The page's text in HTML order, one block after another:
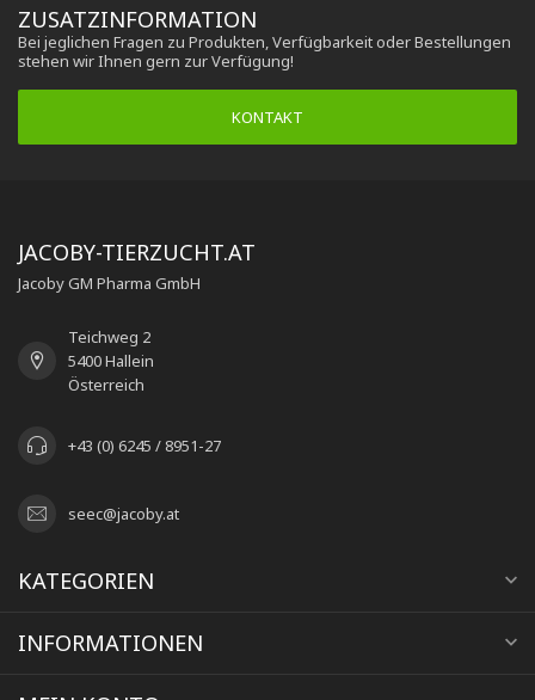
ZUSATZINFORMATION
Bei jeglichen Fragen zu Produkten, Verfügbarkeit oder Bestellungen
stehen wir Ihnen gern zur Verfügung!
KONTAKT
JACOBY-TIERZUCHT.AT
Jacoby GM Pharma GmbH
Teichweg 2
5400 Hallein
Österreich
+43 (0) 6245 / 8951-27
seec@jacoby.at
KATEGORIEN
INFORMATIONEN